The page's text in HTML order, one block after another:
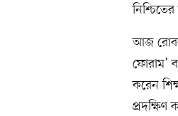
আজ
ফোরাম’
করেন
প্রদক্ষিণ